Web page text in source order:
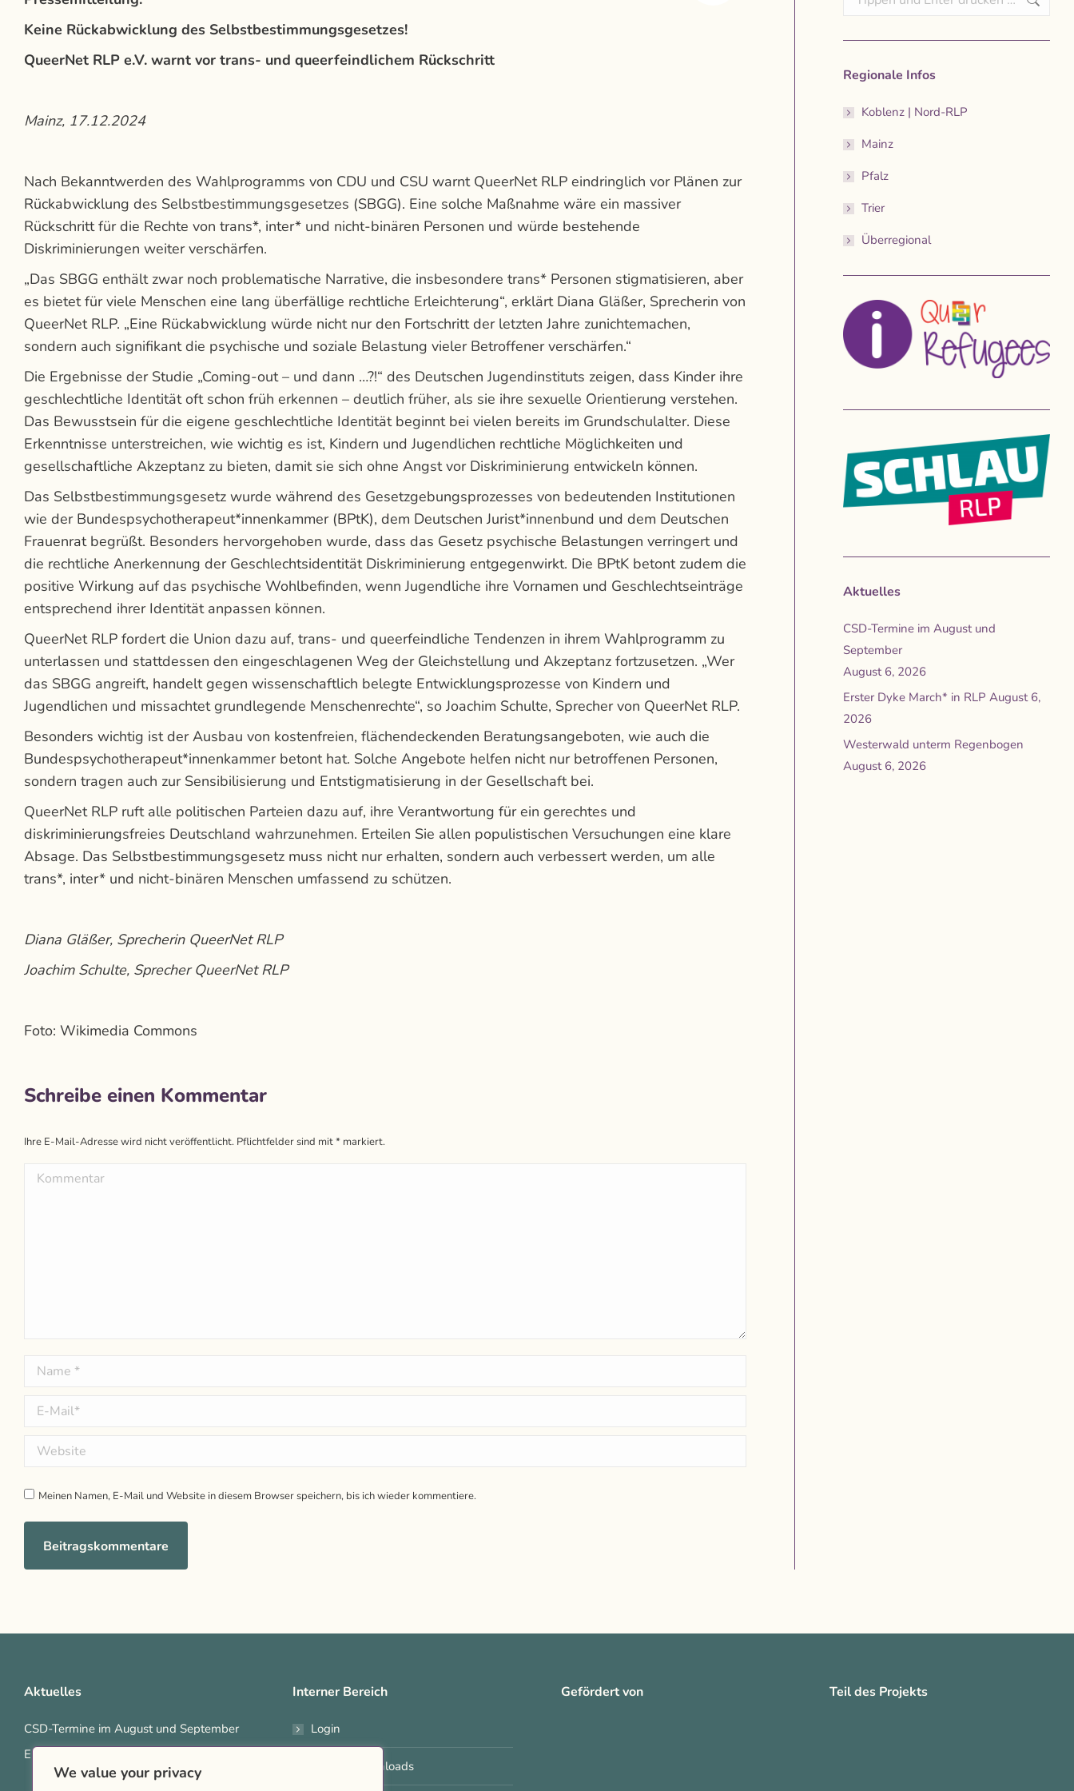
We value your privacy
Keine Rückabwicklung des Selbstbestimmungsgesetzes!
QueerNet RLP e.V. warnt vor trans- und queerfeindlichem Rückschritt
Mainz, 17.12.2024
Nach Bekanntwerden des Wahlprogramms von CDU und CSU warnt QueerNet RLP eindringlich vor Plänen zur
Rückabwicklung des Selbstbestimmungsgesetzes (SBGG). Eine solche Maßnahme wäre ein massiver
Rückschritt für die Rechte von trans*, inter* und nicht­-binären Personen und würde bestehende
Diskriminierungen weiter verschärfen.
„Das SBGG enthält zwar noch problematische Narrative, die insbesondere trans* Personen stigmatisieren, aber
es bietet für viele Menschen eine lang überfällige rechtliche Erleichterung“, erklärt Diana Gläßer, Sprecherin von
QueerNet RLP. „Eine Rückabwicklung würde nicht nur den Fortschritt der letzten Jahre zunichtemachen,
sondern auch signifikant die psychische und soziale Belastung vieler Betroffener verschärfen.“
Die Ergebnisse der Studie „Coming-out – und dann …?!“ des Deutschen Jugendinstituts zeigen, dass Kinder ihre
geschlechtliche Identität oft schon früh erkennen – deutlich früher, als sie ihre sexuelle Orientierung verstehen.
Das Bewusstsein für die eigene geschlechtliche Identität beginnt bei vielen bereits im Grundschulalter. Diese
Erkenntnisse unterstreichen, wie wichtig es ist, Kindern und Jugendlichen rechtliche Möglichkeiten und
gesellschaftliche Akzeptanz zu bieten, damit sie sich ohne Angst vor Diskriminierung entwickeln können.
Das Selbstbestimmungsgesetz wurde während des Gesetzgebungsprozesses von bedeutenden Institutionen
wie der Bundespsychotherapeut*innenkammer (BPtK), dem Deutschen Jurist*innenbund und dem Deutschen
Frauenrat begrüßt. Besonders hervorgehoben wurde, dass das Gesetz psychische Belastungen verringert und
die rechtliche Anerkennung der Geschlechtsidentität Diskriminierung entgegenwirkt. Die BPtK betont zudem die
positive Wirkung auf das psychische Wohlbefinden, wenn Jugendliche ihre Vornamen und Geschlechtseinträge
entsprechend ihrer Identität anpassen können.
QueerNet RLP fordert die Union dazu auf, trans- und queerfeindliche Tendenzen in ihrem Wahlprogramm zu
unterlassen und stattdessen den eingeschlagenen Weg der Gleichstellung und Akzeptanz fortzusetzen. „Wer
das SBGG angreift, handelt gegen wissenschaftlich belegte Entwicklungsprozesse von Kindern und
Jugendlichen und missachtet grundlegende Menschenrechte“, so Joachim Schulte, Sprecher von QueerNet RLP.
Besonders wichtig ist der Ausbau von kostenfreien, flächendeckenden Beratungsangeboten, wie auch die
Bundespsychotherapeut*innenkammer betont hat. Solche Angebote helfen nicht nur betroffenen Personen,
sondern tragen auch zur Sensibilisierung und Entstigmatisierung in der Gesellschaft bei.
QueerNet RLP ruft alle politischen Parteien dazu auf, ihre Verantwortung für ein gerechtes und
diskriminierungsfreies Deutschland wahrzunehmen. Erteilen Sie allen populistischen Versuchungen eine klare
Absage. Das Selbstbestimmungsgesetz muss nicht nur erhalten, sondern auch verbessert werden, um alle
trans*, inter* und nicht-binären Menschen umfassend zu schützen.
Diana Gläßer, Sprecherin QueerNet RLP
Joachim Schulte, Sprecher QueerNet RLP
Foto: Wikimedia Commons
Schreibe einen Kommentar
Ihre E-Mail-Adresse wird nicht veröffentlicht. Pflichtfelder sind mit* markiert.
Kommentar
Name *
E-Mail *
Website
Meinen Namen, E-Mail und Website in diesem Browser speichern, bis ich wieder kommentiere.
Beitragskommentare
Regionale Infos
Koblenz | Nord-RLP
Mainz
Pfalz
Trier
Überregional
Aktuelles
CSD-Termine im August und
September
August 6, 2026
Erster Dyke March* in RLP August 6,
2026
Westerwald unterm Regenbogen
August 6, 2026
Aktuelles
CSD-Termine im August und September
Erster Dyke March* in RLP
Interner Bereich
Login
Interne Downloads
Gefördert von Teil des Projekts